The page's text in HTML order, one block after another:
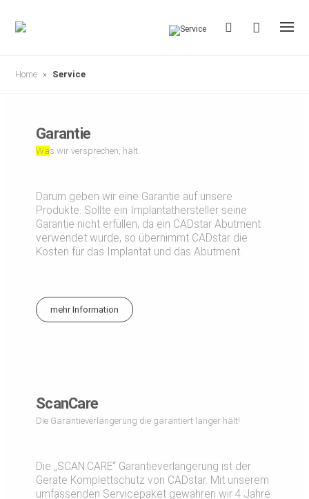
Home » Service
Garantie
Was wir versprechen, hält.
Darum geben wir eine Garantie auf unsere
Produkte. Sollte ein Implantathersteller seine
Garantie nicht erfüllen, da ein CADstar Abutment
verwendet wurde, so übernimmt CADstar die
Kosten für das Implantat und das Abutment.
mehr Information
ScanCare
Die Garantieverlängerung die garantiert länger hält!
Die „SCAN.CARE“ Garantieverlängerung ist der
Geräte Komplettschutz von CADstar. Mit unserem
umfassenden Servicepaket gewähren wir 4 Jahre